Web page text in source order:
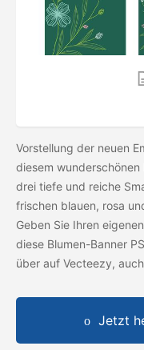
Vorstellung der neuen
diesem wunderschönen
drei tiefe und reiche
frischen blauen, rosa
Geben Sie Ihren
diese Blumen-Banner
über auf Vecteezy,
Jetzt